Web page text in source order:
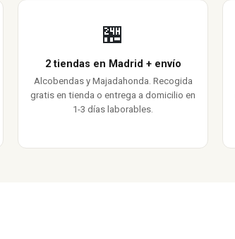
🏪
2 tiendas en Madrid + envío
Alcobendas y Majadahonda. Recogida
gratis en tienda o entrega a domicilio en
1-3 días laborables.